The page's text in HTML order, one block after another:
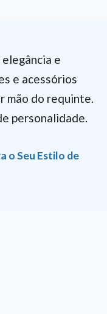
e
e acessórios
mão do requinte.
personalidade.
o Seu Estilo de